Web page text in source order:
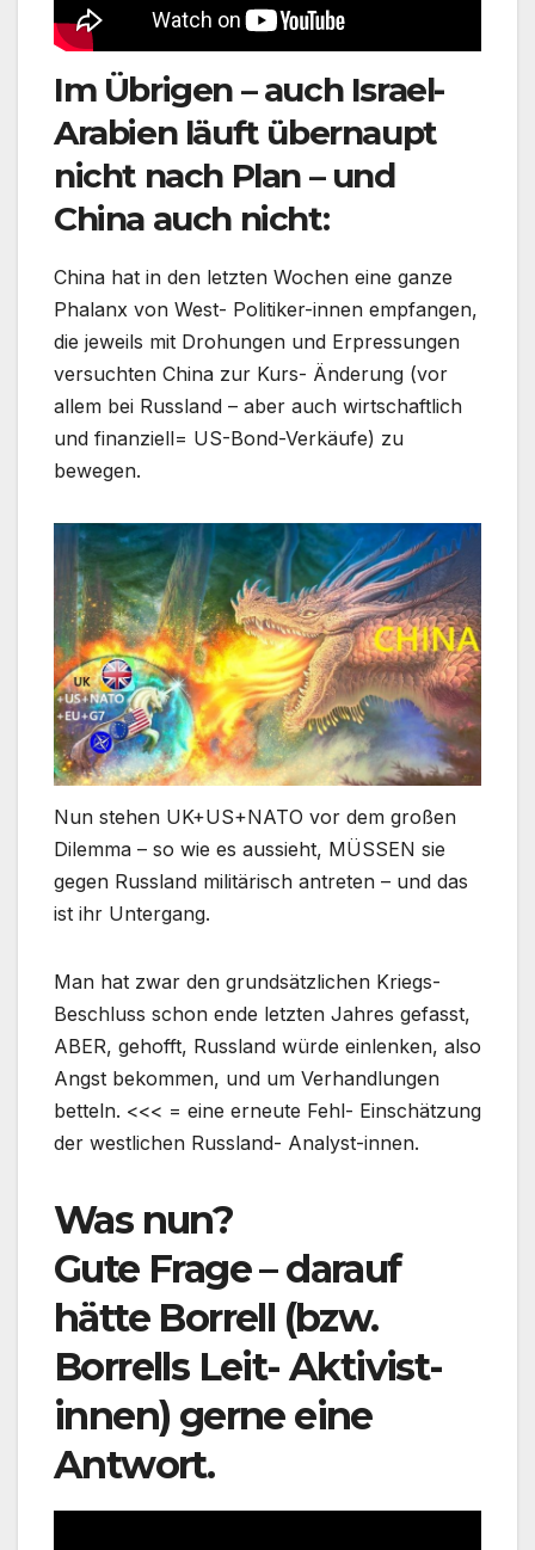
Im Übrigen – auch Israel-
Arabien läuft übernaupt
nicht nach Plan – und
China auch nicht:
China hat in den letzten Wochen eine ganze
Phalanx von West- Politiker-innen empfangen,
die jeweils mit Drohungen und Erpressungen
versuchten China zur Kurs- Änderung (vor
allem bei Russland – aber auch wirtschaftlich
und finanziell= US-Bond-Verkäufe) zu
bewegen.
Nun stehen UK+US+NATO vor dem großen
Dilemma – so wie es aussieht, MÜSSEN sie
gegen Russland militärisch antreten – und das
ist ihr Untergang.
Man hat zwar den grundsätzlichen Kriegs-
Beschluss schon ende letzten Jahres gefasst,
ABER, gehofft, Russland würde einlenken, also
Angst bekommen, und um Verhandlungen
betteln. <<< = eine erneute Fehl- Einschätzung
der westlichen Russland- Analyst-innen.
Was nun?
Gute Frage – darauf
hätte Borrell (bzw.
Borrells Leit- Aktivist-
innen) gerne eine
Antwort.